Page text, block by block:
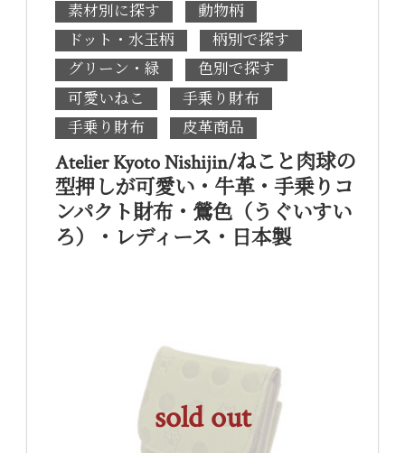
素材別に探す
動物柄
ドット・水玉柄
柄別で探す
グリーン・緑
色別で探す
可愛いねこ
手乗り財布
手乗り財布
皮革商品
Atelier Kyoto Nishijin/ねこと肉球の
型押しが可愛い・牛革・手乗りコ
ンパクト財布・鶯色（うぐいすい
ろ）・レディース・日本製
sold out